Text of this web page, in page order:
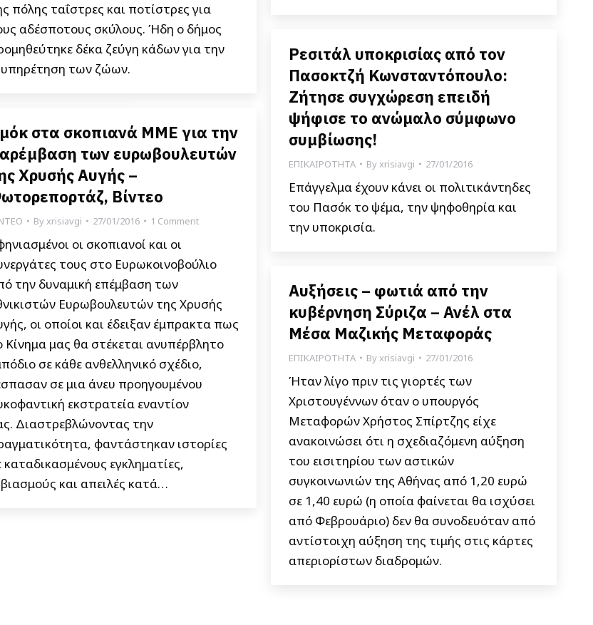
πόλης ταΐστρες και ποτίστρες για
αδέσποτους σκύλους. Ήδη ο δήμος
δέκα ζεύγη κάδων για την
των ζώων.
Ρεσιτάλ υποκρισίας από τον
Πασοκτζή Κωνσταντόπουλο:
Ζήτησε συγχώρεση επειδή
ψήφισε το ανώμαλο σύμφωνο
συμβίωσης!
ΕΠΙΚΑΙΡΟΤΗΤΑ Byxrisiavgi 27/01/2016
Επάγγελμα έχουν κάνει οι πολιτικάντηδες
του Πασόκ το ψέμα, την ψηφοθηρία και
την υποκρισία.
στα σκοπιανά ΜΜΕ για την
των ευρωβουλευτών
Χρυσής Αυγής –
Βίντεο
Byxrisiavgi 27/01/2016 1 Comment
οι σκοπιανοί και οι
τους στο Ευρωκοινοβούλιο
την δυναμική επέμβαση των
Ευρωβουλευτών της Χρυσής
οι οποίοι και έδειξαν έμπρακτα πως
Κίνημα μας θα στέκεται ανυπέρβλητο
σε κάθε ανθελληνικό σχέδιο,
σε μια άνευ προηγουμένου
εκστρατεία εναντίον
Διαστρεβλώνοντας την
φαντάστηκαν ιστορίες
καταδικασμένους εγκληματίες,
και απειλές κατά…
Αυξήσεις – φωτιά από την
κυβέρνηση Σύριζα – Ανέλ στα
Μέσα Μαζικής Μεταφοράς
ΕΠΙΚΑΙΡΟΤΗΤΑ Byxrisiavgi 27/01/2016
Ήταν λίγο πριν τις γιορτές των
Χριστουγέννων όταν ο υπουργός
Μεταφορών Χρήστος Σπίρτζης είχε
ανακοινώσει ότι η σχεδιαζόμενη αύξηση
του εισιτηρίου των αστικών
συγκοινωνιών της Αθήνας από 1,20 ευρώ
σε 1,40 ευρώ (η οποία φαίνεται θα ισχύσει
από Φεβρουάριο) δεν θα συνοδευόταν από
αντίστοιχη αύξηση της τιμής στις κάρτες
απεριορίστων διαδρομών.